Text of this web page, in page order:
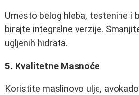
Umesto belog hleba, testenine i
birajte integralne verzije.
ugljenih hidrata.
5. Kvalitetne Masnoće
Koristite maslinovo ulje,